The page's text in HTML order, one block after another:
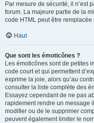
Par mesure de sécurité, il n’est
forum. La majeure partie de la
code HTML peut être remplacée
Haut
Que sont les émoticônes ?
Les émoticônes sont de petites
code court et qui permettent
exprime la joie, alors qu’au
consulter la liste complète des
Essayez cependant de ne pas
rapidement rendre un message
modifier ou de le supprimer
peuvent également limiter le